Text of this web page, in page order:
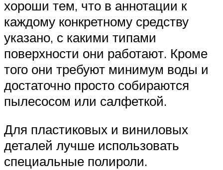
хороши тем, что в аннотации к
каждому конкретному средству
указано, с какими типами
поверхности они работают. Кроме
того они требуют минимум воды и
достаточно просто собираются
пылесосом или салфеткой.
Для пластиковых и виниловых
деталей лучше использовать
специальные полироли.